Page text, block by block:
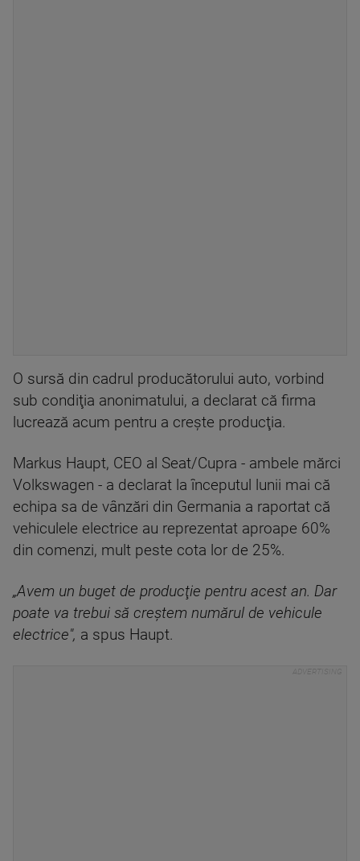
O sursă din cadrul producătorului auto, vorbind
sub condiţia anonimatului, a declarat că firma
lucrează acum pentru a creşte producţia.
Markus Haupt, CEO al Seat/Cupra - ambele mărci
Volkswagen - a declarat la începutul lunii mai că
echipa sa de vânzări din Germania a raportat că
vehiculele electrice au reprezentat aproape 60%
din comenzi, mult peste cota lor de 25%.
„Avem un buget de producţie pentru acest an. Dar
poate va trebui să creştem numărul de vehicule
electrice", a spus Haupt.